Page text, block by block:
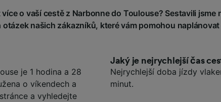
o vaší cestě z Narbonne do Toulouse? Sestavili jsme
otázek našich zákazníků, které vám pomohou
je 1 hodina a 28
o víkendech a
a vyhledejte
Jaký je nejrychlejší čas
Nejrychlejší doba jízdy
minut.